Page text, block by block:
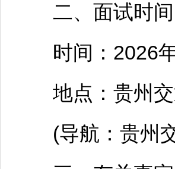
二、面试时间
时间：2026年
地点：贵州交
(导航：贵州交